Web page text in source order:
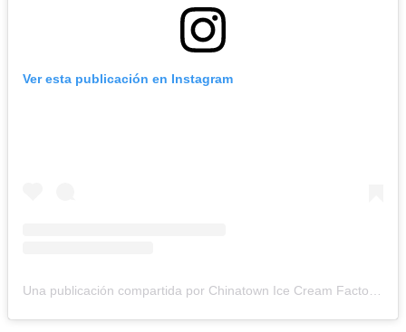
Ver esta publicación en Instagram